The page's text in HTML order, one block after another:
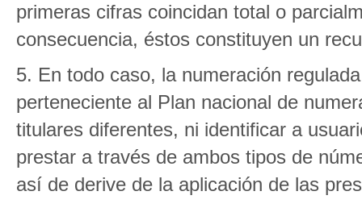
primeras cifras coincidan total o
consecuencia, éstos constituyen un
5. En todo caso, la numeración
perteneciente al Plan nacional de
titulares diferentes, ni identificar a
prestar a través de ambos tipos de
así de derive de la aplicación de las